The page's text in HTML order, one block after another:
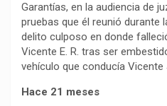
Garantías, en la audiencia de
pruebas que él reunió durante
delito culposo en donde
Vicente E. R. tras ser
vehículo que conducía Vicente
Hace 21 meses